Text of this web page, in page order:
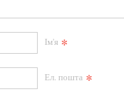
Ім'я *
Ел. пошта *